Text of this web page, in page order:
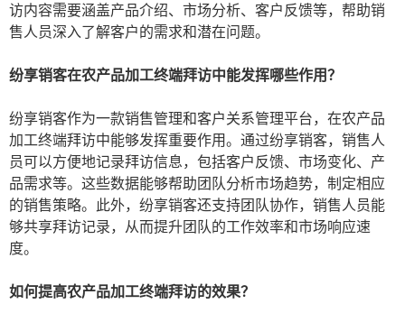
访内容需要涵盖产品介绍、市场分析、客户反馈等，帮助销
售人员深入了解客户的需求和潜在问题。
纷享销客在农产品加工终端拜访中能发挥哪些作用？
纷享销客作为一款销售管理和客户关系管理平台，在农产品
加工终端拜访中能够发挥重要作用。通过纷享销客，销售人
员可以方便地记录拜访信息，包括客户反馈、市场变化、产
品需求等。这些数据能够帮助团队分析市场趋势，制定相应
的销售策略。此外，纷享销客还支持团队协作，销售人员能
够共享拜访记录，从而提升团队的工作效率和市场响应速
度。
如何提高农产品加工终端拜访的效果？